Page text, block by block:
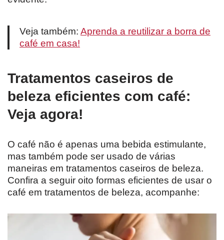
Veja também: Aprenda a reutilizar a borra de
café em casa!
Tratamentos caseiros de
beleza eficientes com café:
Veja agora!
O café não é apenas uma bebida estimulante,
mas também pode ser usado de várias
maneiras em tratamentos caseiros de beleza.
Confira a seguir oito formas eficientes de usar o
café em tratamentos de beleza, acompanhe: